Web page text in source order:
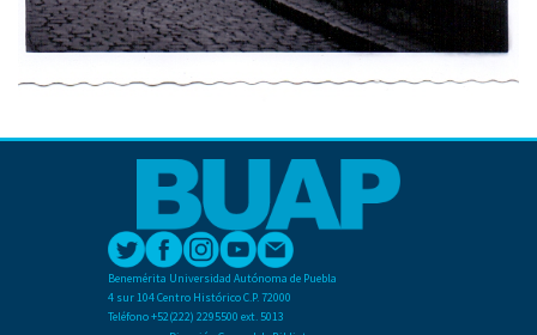
Benemérita Universidad Autónoma de Puebla
4 sur 104 Centro Histórico C.P. 72000
Teléfono +52(222) 2295500 ext. 5013